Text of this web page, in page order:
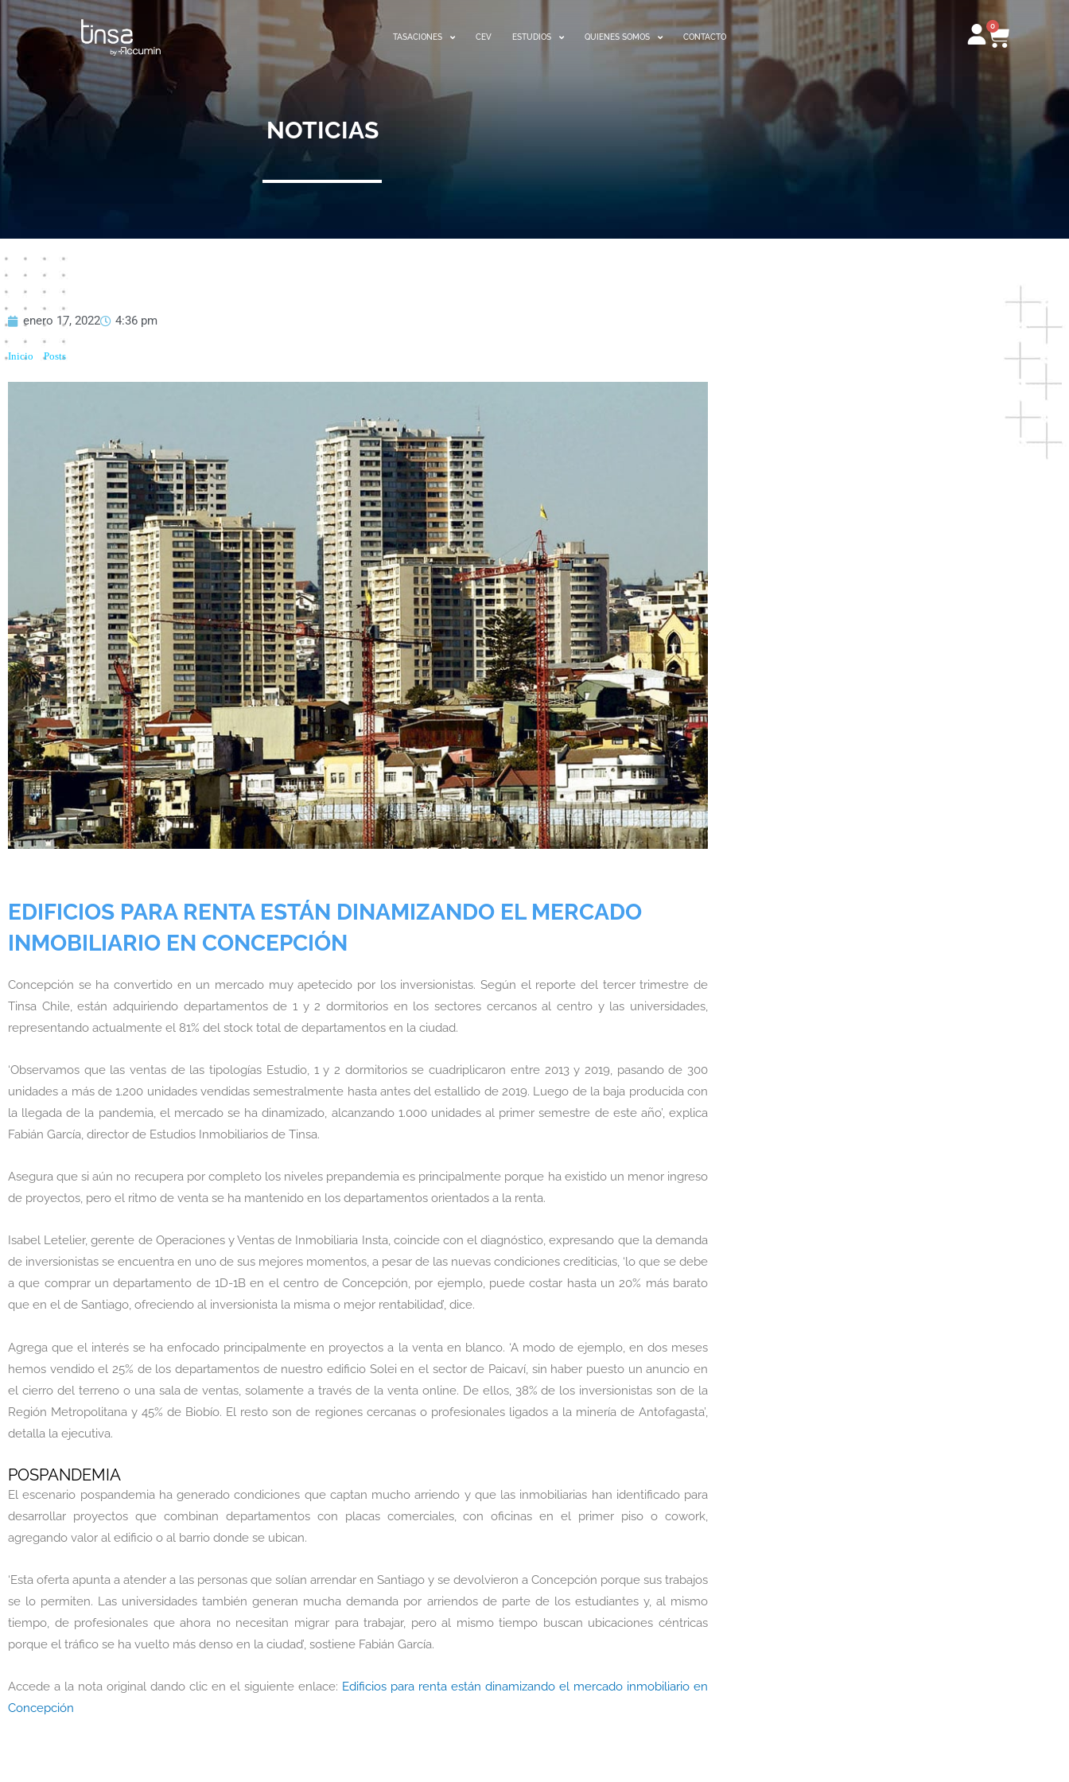
al
contenido
TASACIONES CEV ESTUDIOS QUIENES SOMOS CONTACTO
0
Carrito
NOTICIAS
enero 17, 2022 4:36 pm
Inicio »Posts
EDIFICIOS PARA RENTA ESTÁN DINAMIZANDO EL MERCADO
INMOBILIARIO EN CONCEPCIÓN
Concepción se ha convertido en un mercado muy apetecido por los inversionistas. Según el reporte del tercer trimestre de
Tinsa Chile, están adquiriendo departamentos de 1 y 2 dormitorios en los sectores cercanos al centro y las universidades,
representando actualmente el 81% del stock total de departamentos en la ciudad.
‘Observamos que las ventas de las tipologías Estudio, 1 y 2 dormitorios se cuadriplicaron entre 2013 y 2019, pasando de 300
unidades a más de 1.200 unidades vendidas semestralmente hasta antes del estallido de 2019. Luego de la baja producida con
la llegada de la pandemia, el mercado se ha dinamizado, alcanzando 1.000 unidades al primer semestre de este año’, explica
Fabián García, director de Estudios Inmobiliarios de Tinsa.
Asegura que si aún no recupera por completo los niveles prepandemia es principalmente porque ha existido un menor ingreso
de proyectos, pero el ritmo de venta se ha mantenido en los departamentos orientados a la renta.
Isabel Letelier, gerente de Operaciones y Ventas de Inmobiliaria Insta, coincide con el diagnóstico, expresando que la demanda
de inversionistas se encuentra en uno de sus mejores momentos, a pesar de las nuevas condiciones crediticias, ‘lo que se debe
a que comprar un departamento de 1D-1B en el centro de Concepción, por ejemplo, puede costar hasta un 20% más barato
que en el de Santiago, ofreciendo al inversionista la misma o mejor rentabilidad’, dice.
Agrega que el interés se ha enfocado principalmente en proyectos a la venta en blanco. ‘A modo de ejemplo, en dos meses
hemos vendido el 25% de los departamentos de nuestro edificio Solei en el sector de Paicaví, sin haber puesto un anuncio en
el cierro del terreno o una sala de ventas, solamente a través de la venta online. De ellos, 38% de los inversionistas son de la
Región Metropolitana y 45% de Biobío. El resto son de regiones cercanas o profesionales ligados a la minería de Antofagasta’,
detalla la ejecutiva.
POSPANDEMIA
El escenario pospandemia ha generado condiciones que captan mucho arriendo y que las inmobiliarias han identificado para
desarrollar proyectos que combinan departamentos con placas comerciales, con oficinas en el primer piso o cowork,
agregando valor al edificio o al barrio donde se ubican.
‘Esta oferta apunta a atender a las personas que solían arrendar en Santiago y se devolvieron a Concepción porque sus trabajos
se lo permiten. Las universidades también generan mucha demanda por arriendos de parte de los estudiantes y, al mismo
tiempo, de profesionales que ahora no necesitan migrar para trabajar, pero al mismo tiempo buscan ubicaciones céntricas
porque el tráfico se ha vuelto más denso en la ciudad’, sostiene Fabián García.
Accede a la nota original dando clic en el siguiente enlace: Edificios para renta están dinamizando el mercado inmobiliario en
Concepción